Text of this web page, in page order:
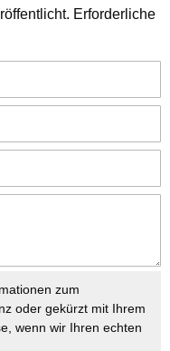
Erforderliche
zum
oder gekürzt mit Ihrem
wenn wir Ihren echten